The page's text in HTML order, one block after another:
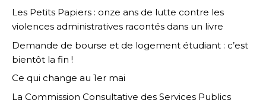
Les Petits Papiers : onze ans de lutte contre les
violences administratives racontés dans un livre
Demande de bourse et de logement étudiant : c’est
bientôt la fin !
Ce qui change au 1er mai
La Commission Consultative des Services Publics